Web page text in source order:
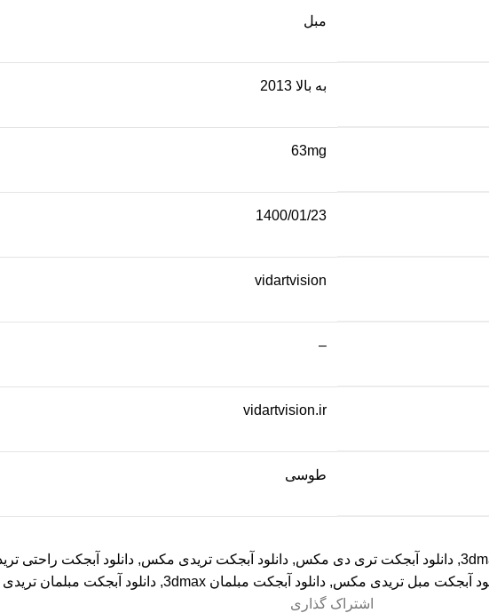
مبل
به بالا 2013
63mg
1400/01/23
vidartvision
–
vidartvision.ir
طوسی
, دانلود آبجکت تری دی مکس, دانلود آبجکت تریدی مکس, دانلود آبجکت راحتی
آبجکت مبل تریدی مکس, دانلود آبجکت مبلمان 3dmax , دانلود آبجکت مبلمان
اشتراک گذاری